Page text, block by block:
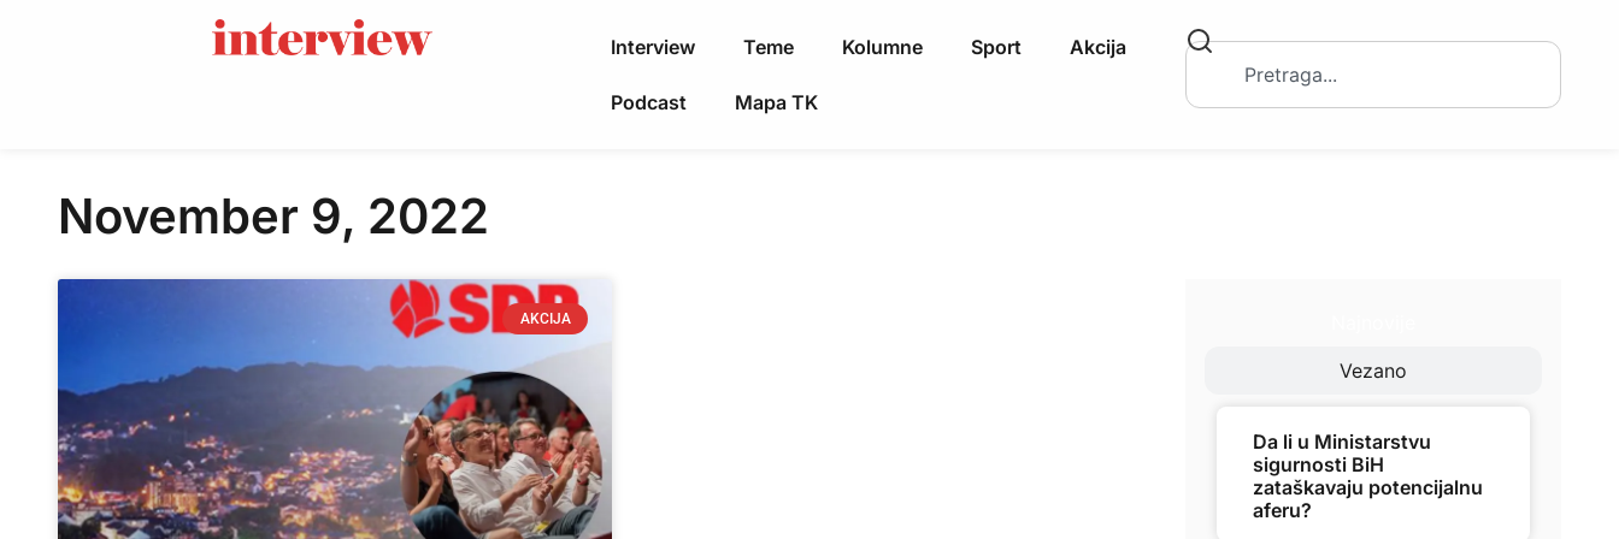
Interview Teme Kolumne Sport Akcija
Podcast Mapa TK
November 9, 2022
AKCIJA
Vezano
Da li u Ministarstvu
sigurnosti BiH
zataškavaju potencijalnu
aferu?